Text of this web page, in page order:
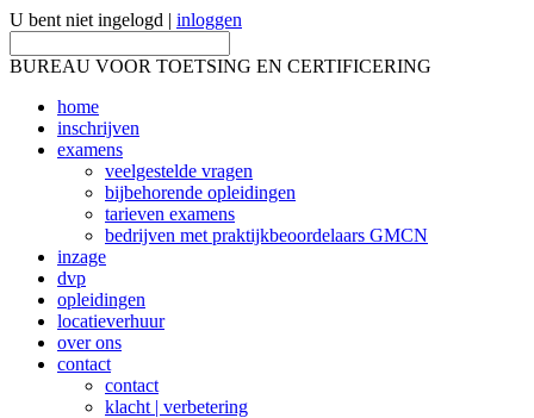
U bent niet ingelogd | inloggen
BUREAU VOOR TOETSING EN CERTIFICERING
home
inschrijven
examens
veelgestelde vragen
bijbehorende opleidingen
tarieven examens
bedrijven met praktijkbeoordelaars GMCN
inzage
dvp
opleidingen
locatieverhuur
over ons
contact
contact
klacht | verbetering